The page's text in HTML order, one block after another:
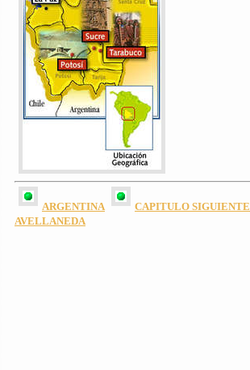
ARGENTINA CAPITULO SIGUIENTE
AVELLANEDA